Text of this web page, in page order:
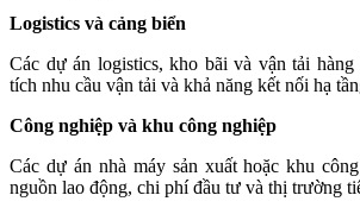
Logistics và cảng biển
Các dự án logistics, kho bãi và vận tải hàng
tích nhu cầu vận tải và khả năng kết nối hạ
Công nghiệp và khu công nghiệp
Các dự án nhà máy sản xuất hoặc khu
nguồn lao động, chi phí đầu tư và thị trường